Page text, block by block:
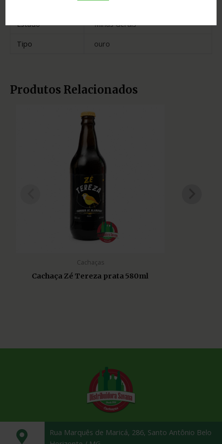
Estado
Minas Gerais
Tipo
ouro
Produtos Relacionados
Cachaças
Cachaça Zé Tereza prata 580ml
Rua Marquês de Maricá, 286, Santo Antônio Belo